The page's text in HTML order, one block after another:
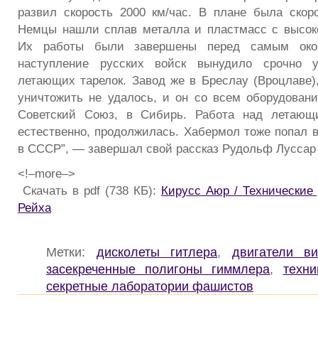
развил скорость 2000 км/час. В плане была
Немцы нашли сплав металла и пластмасс с
Их работы были завершены перед самым
наступление русских войск вынудило срочно
летающих тарелок. Завод же в Бреслау
уничтожить не удалось, и он со всем
Советский Союз, в Сибирь. Работа над
естественно, продолжилась. Хабермол тоже попал
в СССР”, — завершал свой рассказ Рудольф Луссар
<!–more–>
Скачать в pdf (738 КБ): Кирусс Аюр / Технические
Рейха
Метки: дисколеты гитлера, двигатели
засекреченные полигоны гиммлера,
секретные лаборатории фашистов